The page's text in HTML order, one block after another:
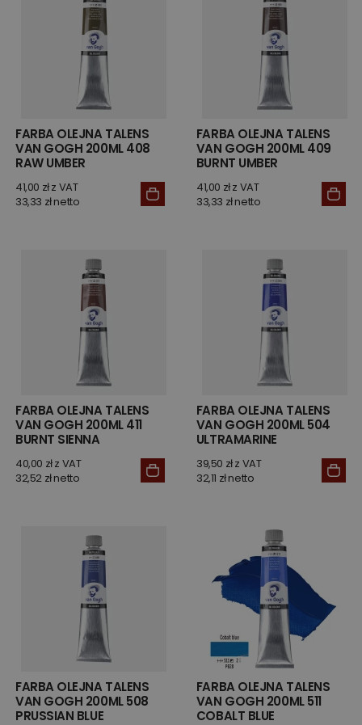
FARBA OLEJNA TALENS
VAN GOGH 200ML 408
RAW UMBER
41,00 zł z VAT
33,33 zł netto
FARBA OLEJNA TALENS
VAN GOGH 200ML 409
BURNT UMBER
41,00 zł z VAT
33,33 zł netto
FARBA OLEJNA TALENS
VAN GOGH 200ML 411
BURNT SIENNA
40,00 zł z VAT
32,52 zł netto
FARBA OLEJNA TALENS
VAN GOGH 200ML 504
ULTRAMARINE
39,50 zł z VAT
32,11 zł netto
FARBA OLEJNA TALENS
VAN GOGH 200ML 508
PRUSSIAN BLUE
FARBA OLEJNA TALENS
VAN GOGH 200ML 511
COBALT BLUE